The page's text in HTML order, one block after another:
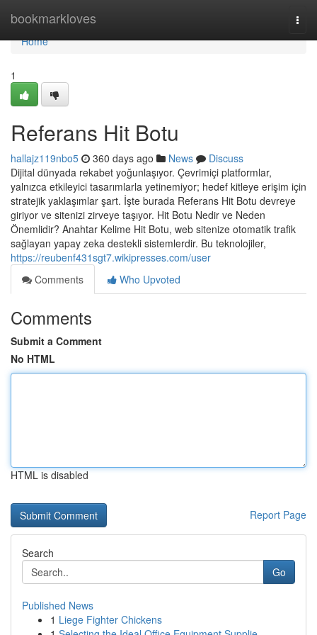
bookmarkloves
Home
Home
1
Referans Hit Botu
hallajz119nbo5 360 days ago News
Discuss
Dijital dünyada rekabet yoğunlaşıyor. Çevrimiçi platformlar,
yalnızca etkileyici tasarımlarla yetinemiyor; hedef kitleye erişim için
stratejik yaklaşımlar şart. İşte burada Referans Hit Botu devreye
giriyor ve sitenizi zirveye taşıyor. Hit Botu Nedir ve Neden
Önemlidir? Anahtar Kelime Hit Botu, web sitenize otomatik trafik
sağlayan yapay zeka destekli sistemlerdir. Bu teknolojiler,
https://reubenf431sgt7.wikipresses.com/user
Comments
Who Upvoted
Comments
Submit a Comment
No HTML
HTML is disabled
Report Page
Search
Go
Published News
1 Liege Fighter Chickens